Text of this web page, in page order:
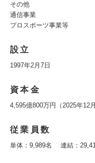
その他
通信事業
プロスポーツ事業等
設立
1997年2月7日
資本金
4,595億800万円（2025年12
従業員数
単体：9,989名 連結：